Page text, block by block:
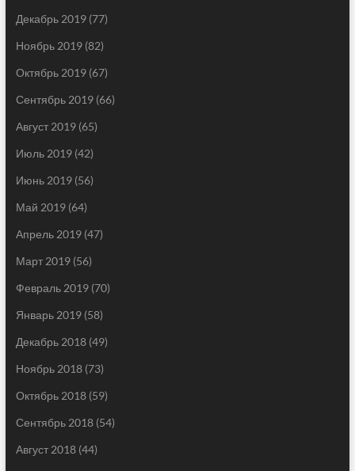
Декабрь 2019(77)
Ноябрь 2019(82)
Октябрь 2019(67)
Сентябрь 2019(66)
Август 2019(65)
Июль 2019(42)
Июнь 2019(56)
Май 2019(64)
Апрель 2019(47)
Март 2019(56)
Февраль 2019(70)
Январь 2019(58)
Декабрь 2018(49)
Ноябрь 2018(73)
Октябрь 2018(59)
Сентябрь 2018(54)
Август 2018(44)